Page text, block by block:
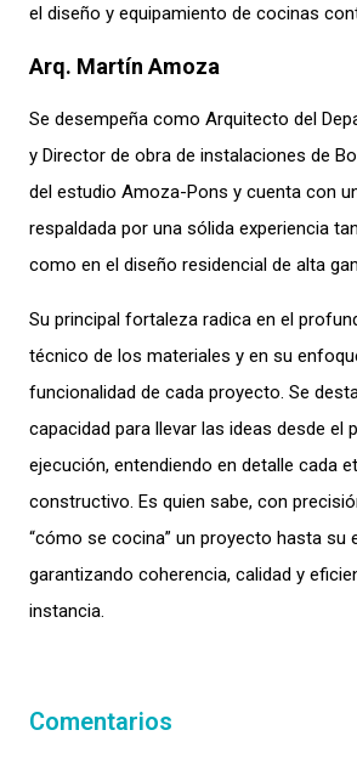
el diseño y equipamiento de cocinas
Arq. Martín Amoza
Se desempeña como Arquitecto del
y Director de obra de instalaciones de
del estudio Amoza-Pons y cuenta con
respaldada por una sólida experiencia
como en el diseño residencial de alta
Su principal fortaleza radica en el
técnico de los materiales y en su
funcionalidad de cada proyecto. Se
capacidad para llevar las ideas desde el
ejecución, entendiendo en detalle cada
constructivo. Es quien sabe, con
“cómo se cocina” un proyecto hasta su
garantizando coherencia, calidad y
instancia.
Comentarios